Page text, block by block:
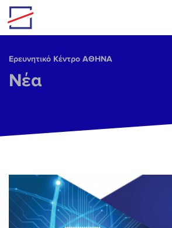
Skip to main content
Ερευνητικό Κέντρο ΑΘΗΝΑ
Νέα